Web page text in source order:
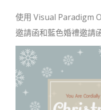
使用 Visual Paradigm
邀請函和藍色婚禮邀請